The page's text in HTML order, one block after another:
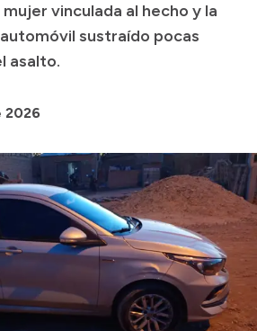
vinculada al hecho y la
sustraído pocas
asalto.
2026